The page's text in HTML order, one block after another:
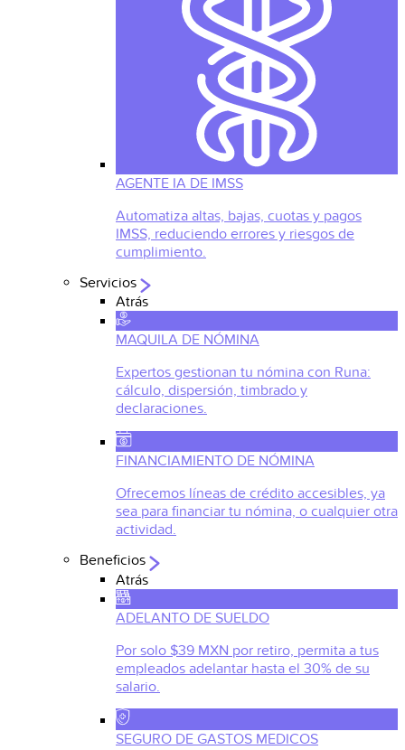
AGENTE IA DE IMSS
Automatiza altas, bajas, cuotas y pagos
IMSS, reduciendo errores y riesgos de
cumplimiento.
Servicios
Atrás
MAQUILA DE NÓMINA
Expertos gestionan tu nómina con Runa:
cálculo, dispersión, timbrado y
declaraciones.
FINANCIAMIENTO DE NÓMINA
Ofrecemos líneas de crédito accesibles, ya
sea para financiar tu nómina, o cualquier otra
actividad.
Beneficios
Atrás
ADELANTO DE SUELDO
Por solo $39 MXN por retiro, permita a tus
empleados adelantar hasta el 30% de su
salario.
SEGURO DE GASTOS MEDICOS